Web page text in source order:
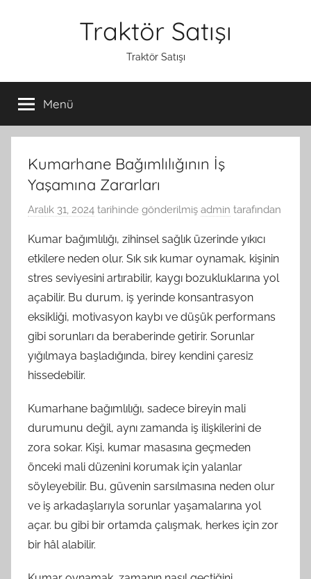
Traktör Satışı
Traktör Satışı
Menü
Kumarhane Bağımlılığının İş
Yaşamına Zararları
Aralık 31, 2024 tarihinde gönderilmiş admin tarafından
Kumar bağımlılığı, zihinsel sağlık üzerinde yıkıcı
etkilere neden olur. Sık sık kumar oynamak, kişinin
stres seviyesini artırabilir, kaygı bozukluklarına yol
açabilir. Bu durum, iş yerinde konsantrasyon
eksikliği, motivasyon kaybı ve düşük performans
gibi sorunları da beraberinde getirir. Sorunlar
yığılmaya başladığında, birey kendini çaresiz
hissedebilir.
Kumarhane bağımlılığı, sadece bireyin mali
durumunu değil, aynı zamanda iş ilişkilerini de
zora sokar. Kişi, kumar masasına geçmeden
önceki mali düzenini korumak için yalanlar
söyleyebilir. Bu, güvenin sarsılmasına neden olur
ve iş arkadaşlarıyla sorunlar yaşamalarına yol
açar. bu gibi bir ortamda çalışmak, herkes için zor
bir hâl alabilir.